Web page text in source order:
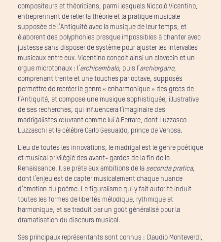
compositeurs et théoriciens, parmi lesquels Niccolò Vicentino,
entreprennent de relier la théorie et la pratique musicale
supposée de l’Antiquité avec la musique de leur temps, et
élaborent des polyphonies presque impossibles à chanter avec
justesse sans disposer de système pour ajuster les intervalles
musicaux entre eux. Vicentino conçoit ainsi un clavecin et un
orgue microtonaux : l’archicembalo, puis l’archiorgano,
comprenant trente et une touches par octave, supposés
permettre de recréer le genre « enharmonique » des grecs de
l’Antiquité, et compose une musique sophistiquée, illustrative
de ses recherches, qui influencera l’imaginaire des
madrigalistes œuvrant comme lui à Ferrare, dont Luzzasco
Luzzaschi et le célèbre Carlo Gesualdo, prince de Venosa.
Lieu de toutes les innovations, le madrigal est le genre poétique
et musical privilégié des avant- gardes de la fin de la
Renaissance. Il se prête aux ambitions de la seconda pratica,
dont l’enjeu est de capter musicalement chaque nuance
d’émotion du poème. Le figuralisme qui y fait autorité induit
toutes les formes de libertés mélodique, rythmique et
harmonique, et se traduit par un goût généralisé pour la
dramatisation du discours musical.
Ses principaux représentants sont connus : Claudio Monteverdi,